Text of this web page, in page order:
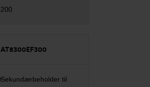
200
AT8300EF300
Sekundærbeholder til